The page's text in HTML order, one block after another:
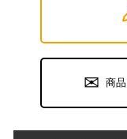
商